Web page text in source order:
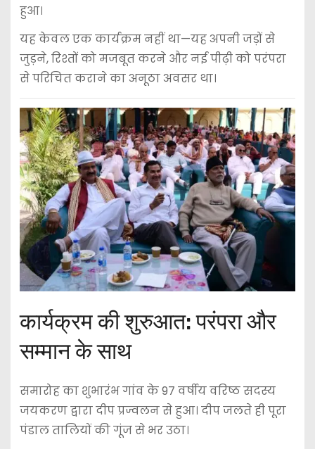
हुआ।
यह केवल एक कार्यक्रम नहीं था—यह अपनी जड़ों से
जुड़ने, रिश्तों को मजबूत करने और नई पीढ़ी को परंपरा
से परिचित कराने का अनूठा अवसर था।
कार्यक्रम की शुरुआत: परंपरा और
सम्मान के साथ
समारोह का शुभारंभ गांव के 97 वर्षीय वरिष्ठ सदस्य
जयकरण द्वारा दीप प्रज्वलन से हुआ। दीप जलते ही पूरा
पंडाल तालियों की गूंज से भर उठा।